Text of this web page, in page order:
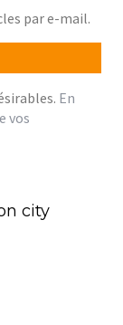
par e-mail.
En
vos
city